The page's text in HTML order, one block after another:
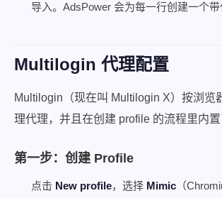
导入。AdsPower 会为每一行创建一个带
Multilogin 代理配置
Multilogin（现在叫 Multilogin X）按浏览
理代理，并且在创建 profile 的流程里内置
第一步：创建 Profile
点击 New profile，选择 Mimic （